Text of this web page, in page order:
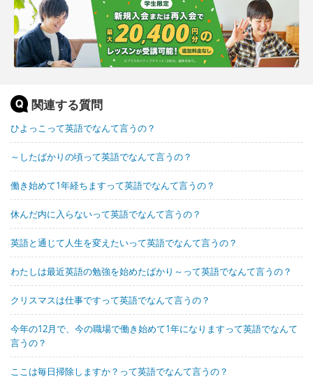
関連する質問
ひよっこって英語でなんて言うの？
～したばかりの頃って英語でなんて言うの？
働き始めて1年経ちますって英語でなんて言うの？
休んだ内に入らないって英語でなんて言うの？
英語と通じて人生を変えたいって英語でなんて言うの？
わたしは最近英語の勉強を始めたばかり～って英語でなんて言うの？
クリスマスは仕事ですって英語でなんて言うの？
今年の12月で、今の職場で働き始めて1年になりますって英語でなんて
言うの？
ここは毎日掃除しますか？って英語でなんて言うの？